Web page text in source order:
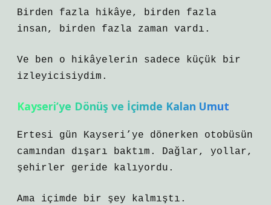
Birden fazla hikâye, birden fazla
insan, birden fazla zaman vardı.
Ve ben o hikâyelerin sadece küçük bir
izleyicisiydim.
Kayseri’ye Dönüş ve İçimde Kalan Umut
Ertesi gün Kayseri’ye dönerken otobüsün
camından dışarı baktım. Dağlar, yollar,
şehirler geride kalıyordu.
Ama içimde bir şey kalmıştı.